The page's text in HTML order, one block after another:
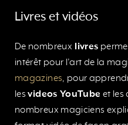
Livres et vidéos
De nombreux livres
intérêt pour l’art de la
magazines, pour
lesvideos YouTube et les
nombreux magiciens